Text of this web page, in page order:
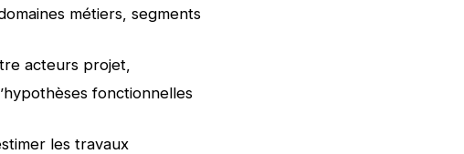
métiers, segments
acteurs projet,
fonctionnelles
les travaux